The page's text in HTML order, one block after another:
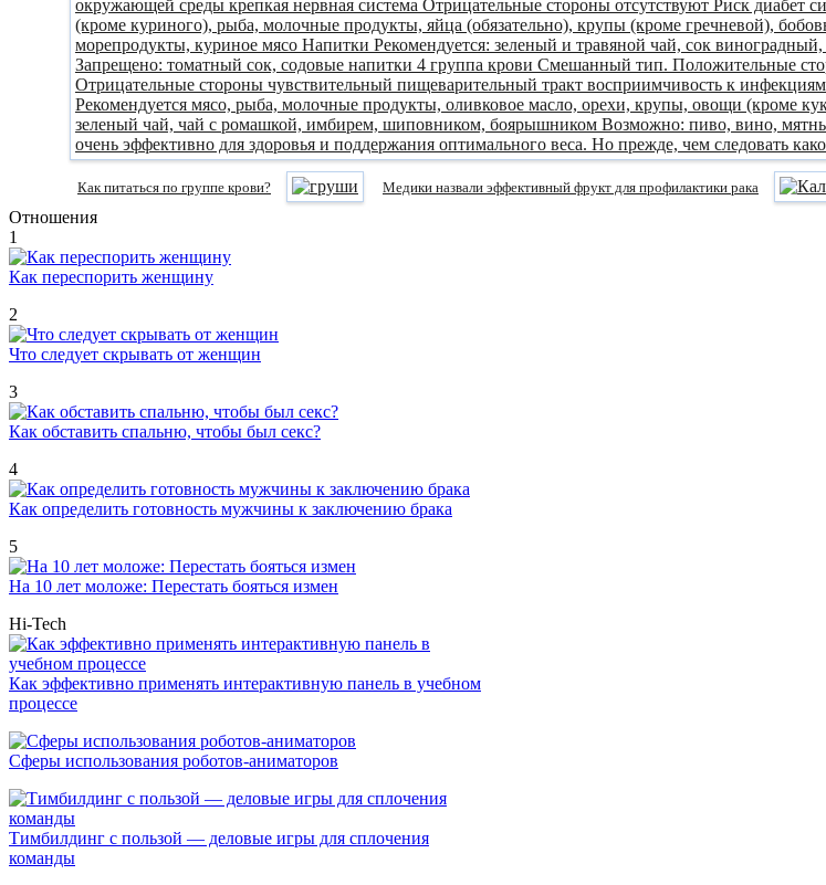
Как питаться по группе крови? Медики назвали эффективный фрукт для профилактики рака
Отношения
1
Как переспорить женщину
2
Что следует скрывать от женщин
3
Как обставить спальню, чтобы был секс?
4
Как определить готовность мужчины к заключению брака
5
На 10 лет моложе: Перестать бояться измен
Hi-Tech
Как эффективно применять интерактивную панель в учебном
процессе
Сферы использования роботов-аниматоров
Тимбилдинг с пользой — деловые игры для сплочения
команды